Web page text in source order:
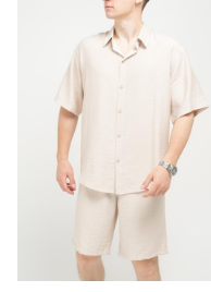
Призначення
Стиль